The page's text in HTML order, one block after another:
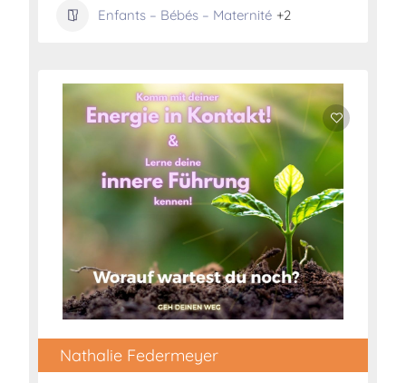
Enfants – Bébés – Maternité +2
Nathalie Federmeyer